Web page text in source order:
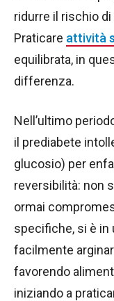
ridurre il rischio
Praticare attività
equilibrata, in
differenza.
Nell’ultimo
il prediabete
glucosio) per
reversibilità: non
ormai
specifiche, si è in
facilmente
favorendo
iniziando a